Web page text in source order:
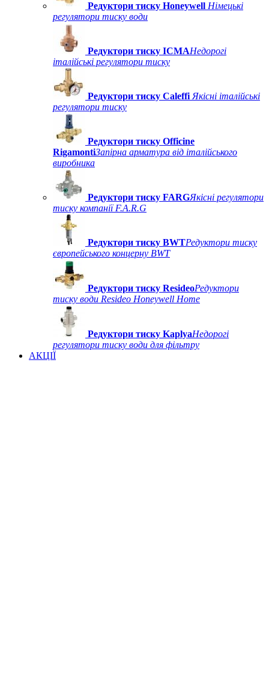
Редуктори тиску Honeywell Німецькі
регулятори тиску води
Редуктори тиску ICMAНедорогі
італійські регулятори тиску
Редуктори тиску Caleffi Якісні італійські
регулятори тиску
Редуктори тиску Officine
RigamontiЗапірна арматура від італійського
виробника
Редуктори тиску FARGЯкісні регулятори
тиску компанії F.A.R.G
Редуктори тиску BWTРедуктори тиску
європейського концерну BWT
Редуктори тиску ResideoРедуктори
тиску води Resideo Honeywell Home
Редуктори тиску KaplyaНедорогі
регулятори тиску води для фільтру
АКЦІЇ